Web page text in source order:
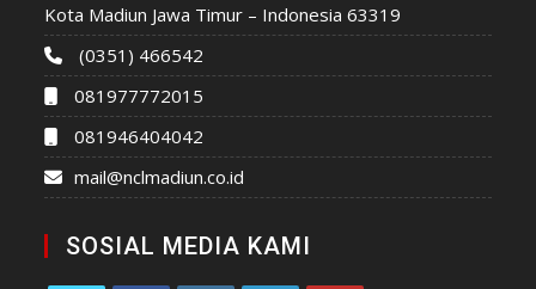
Kota Madiun Jawa Timur – Indonesia 63319
(0351) 466542
081977772015
081946404042
mail@nclmadiun.co.id
SOSIAL MEDIA KAMI